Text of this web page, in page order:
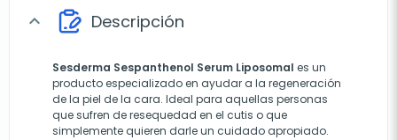
expand_more Descripción
Sesderma Sespanthenol Serum Liposomal es un
producto especializado en ayudar a la regeneración
de la piel de la cara. Ideal para aquellas personas
que sufren de resequedad en el cutis o que
simplemente quieren darle un cuidado apropiado.